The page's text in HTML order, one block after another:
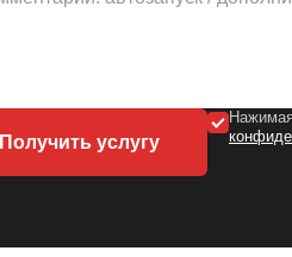
Получить услугу